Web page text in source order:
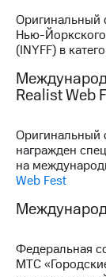
Оригинальный
Нью-
(INYFF) в
Realist Web
Оригинальный
награжден
на
Web Fest
Федеральная
МТС